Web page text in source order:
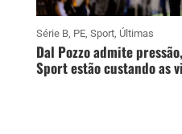
Série B, PE, Sport, Últimas
Dal Pozzo admite
Sport estão custando as